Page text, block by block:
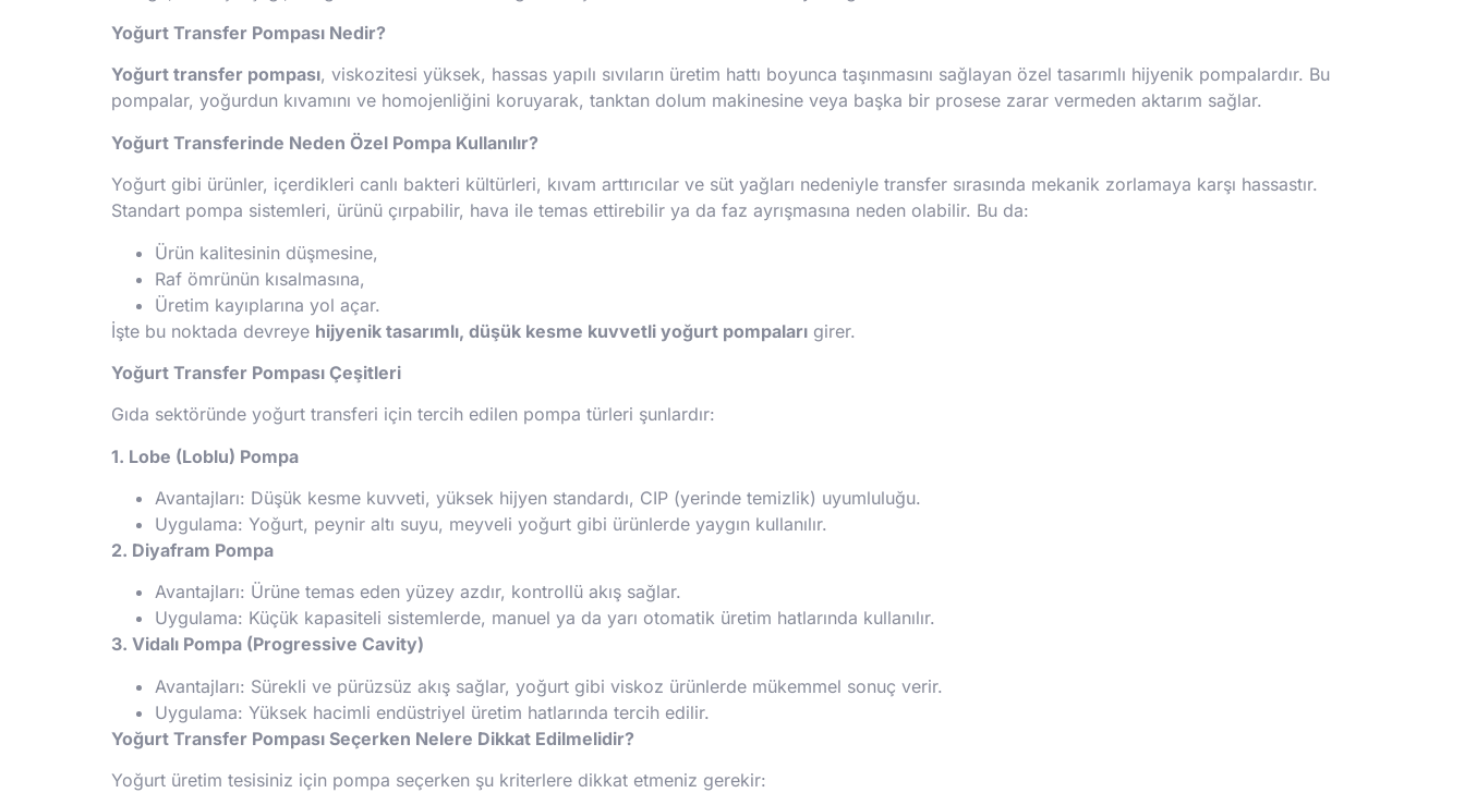
Yoğurt Transfer Pompası Nedir?
Yoğurt transfer pompası, viskozitesi yüksek, hassas yapılı sıvıların üretim hattı boyunca taşınmasını sağlayan özel tasarımlı hijyenik pompalardır. Bu
pompalar, yoğurdun kıvamını ve homojenliğini koruyarak, tanktan dolum makinesine veya başka bir prosese zarar vermeden aktarım sağlar.
Yoğurt Transferinde Neden Özel Pompa Kullanılır?
Yoğurt gibi ürünler, içerdikleri canlı bakteri kültürleri, kıvam arttırıcılar ve süt yağları nedeniyle transfer sırasında mekanik zorlamaya karşı hassastır.
Standart pompa sistemleri, ürünü çırpabilir, hava ile temas ettirebilir ya da faz ayrışmasına neden olabilir. Bu da:
Ürün kalitesinin düşmesine,
Raf ömrünün kısalmasına,
Üretim kayıplarına yol açar.
İşte bu noktada devreye hijyenik tasarımlı, düşük kesme kuvvetli yoğurt pompaları girer.
Yoğurt Transfer Pompası Çeşitleri
Gıda sektöründe yoğurt transferi için tercih edilen pompa türleri şunlardır:
1. Lobe (Loblu) Pompa
Avantajları: Düşük kesme kuvveti, yüksek hijyen standardı, CIP (yerinde temizlik) uyumluluğu.
Uygulama: Yoğurt, peynir altı suyu, meyveli yoğurt gibi ürünlerde yaygın kullanılır.
2. Diyafram Pompa
Avantajları: Ürüne temas eden yüzey azdır, kontrollü akış sağlar.
Uygulama: Küçük kapasiteli sistemlerde, manuel ya da yarı otomatik üretim hatlarında kullanılır.
3. Vidalı Pompa (Progressive Cavity)
Avantajları: Sürekli ve pürüzsüz akış sağlar, yoğurt gibi viskoz ürünlerde mükemmel sonuç verir.
Uygulama: Yüksek hacimli endüstriyel üretim hatlarında tercih edilir.
Yoğurt Transfer Pompası Seçerken Nelere Dikkat Edilmelidir?
Yoğurt üretim tesisiniz için pompa seçerken şu kriterlere dikkat etmeniz gerekir: